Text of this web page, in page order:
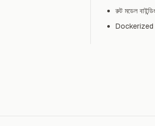
রুট মডেল
Dockerized